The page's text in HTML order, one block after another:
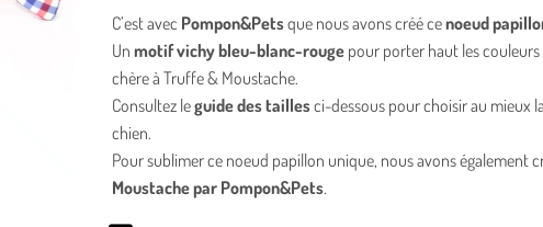
C’est avec Pompon&Petsque nous avons créé cenoeud
Un motif vichy bleu-blanc-rouge pour porter haut les couleurs
chère à Truffe & Moustache.
Consultez leguide des taillesci-dessous pour choisir au mieux
chien.
Pour sublimer ce noeud papillon unique, nous avons également
Moustache par Pompon&Pets.